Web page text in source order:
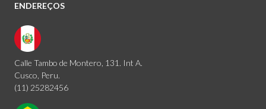
ENDEREÇOS
Calle Tambo de Montero, 131. Int A.
Cusco, Peru.
(11) 25282456